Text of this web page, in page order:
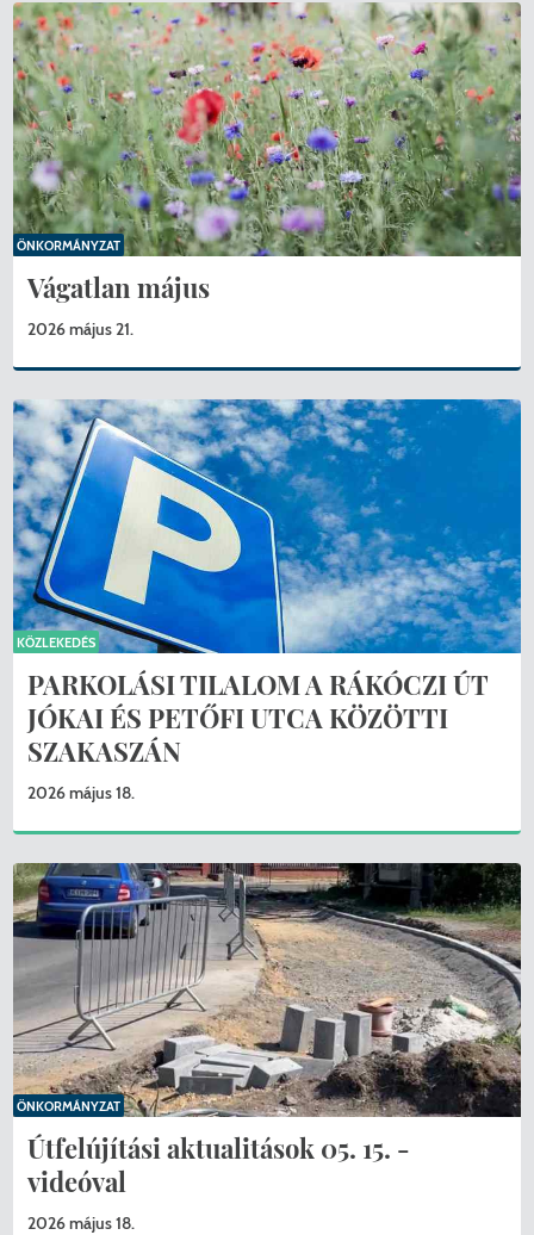
Vágatlan május
2026 május 21.
ÖNKORMÁNYZAT
PARKOLÁSI TILALOM A RÁKÓCZI ÚT
JÓKAI ÉS PETŐFI UTCA KÖZÖTTI
SZAKASZÁN
2026 május 18.
KÖZLEKEDÉS
Útfelújítási aktualitások 05. 15. -
videóval
2026 május 18.
ÖNKORMÁNYZAT